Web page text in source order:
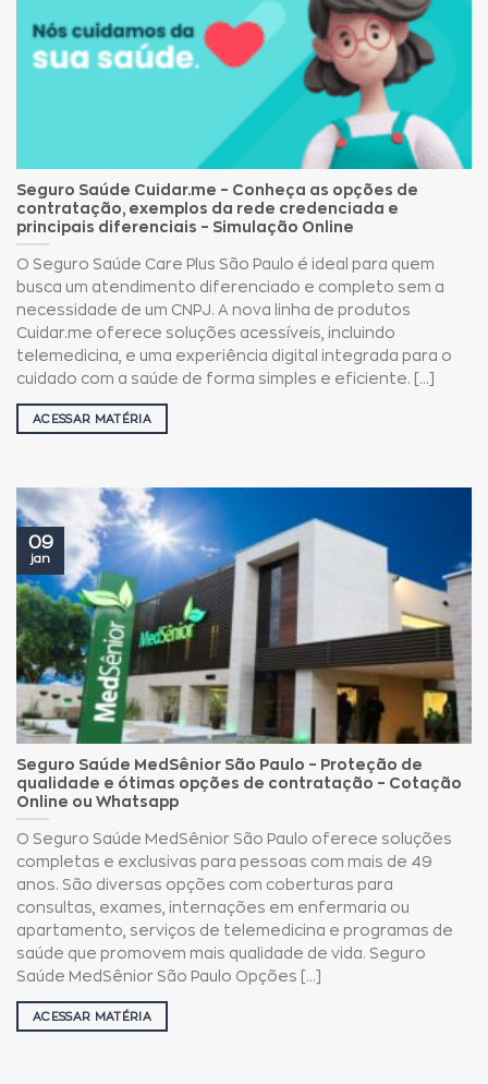
Seguro Saúde Cuidar.me – Conheça as opções de
contratação, exemplos da rede credenciada e
principais diferenciais – Simulação Online
O Seguro Saúde Care Plus São Paulo é ideal para quem
busca um atendimento diferenciado e completo sem a
necessidade de um CNPJ. A nova linha de produtos
Cuidar.me oferece soluções acessíveis, incluindo
telemedicina, e uma experiência digital integrada para o
cuidado com a saúde de forma simples e eficiente. [...]
ACESSAR MATÉRIA
Seguro Saúde MedSênior São Paulo – Proteção de
qualidade e ótimas opções de contratação – Cotação
Online ou Whatsapp
O Seguro Saúde MedSênior São Paulo oferece soluções
completas e exclusivas para pessoas com mais de 49
anos. São diversas opções com coberturas para
consultas, exames, internações em enfermaria ou
apartamento, serviços de telemedicina e programas de
saúde que promovem mais qualidade de vida. Seguro
Saúde MedSênior São Paulo Opções [...]
ACESSAR MATÉRIA
09
jan